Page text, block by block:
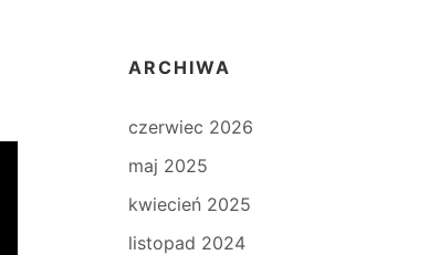
ARCHIWA
czerwiec 2026
maj 2025
kwiecień 2025
listopad 2024